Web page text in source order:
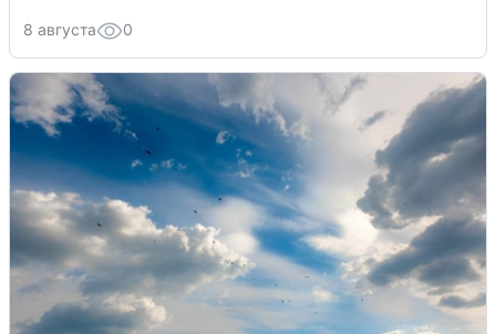
8 августа 0